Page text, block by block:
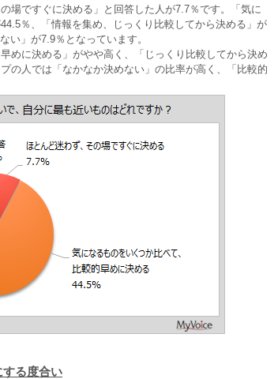
場ですぐに決める」と回答した人が7.7％です。「気に
％、「情報を集め、じっくり比較してから決める」が
い」が7.9％となっています。
めに決める」がやや高く、「じっくり比較してから決め
の人では「なかなか決めない」の比率が高く、「比較的
る度合い